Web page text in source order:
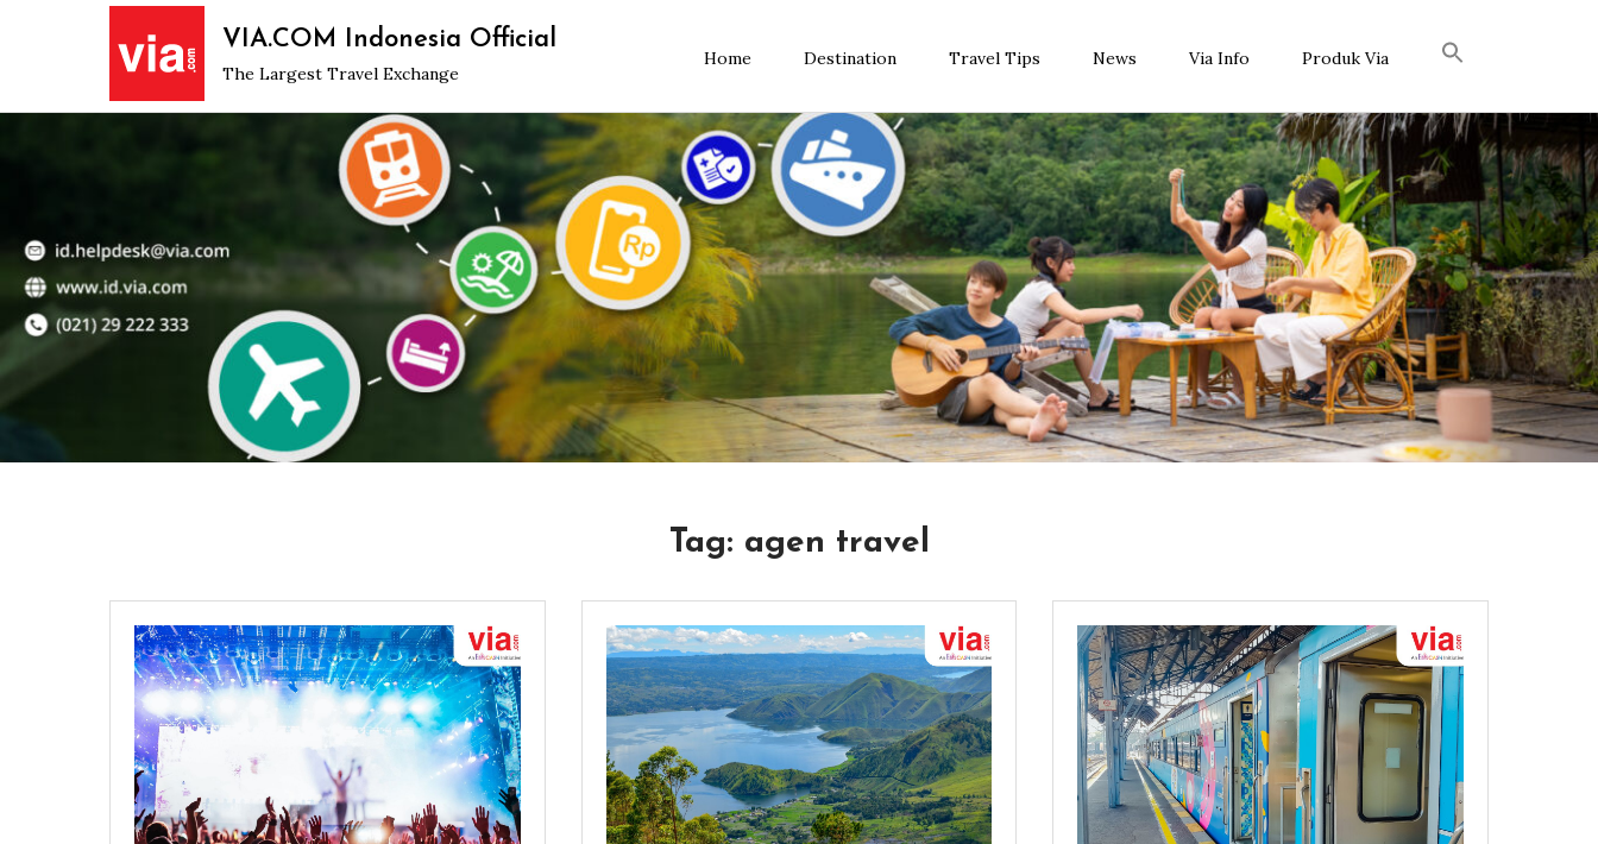
VIA.COM Indonesia Official
The Largest Travel Exchange
Home Destination Travel Tips News Via Info Produk Via
Tag: agen travel